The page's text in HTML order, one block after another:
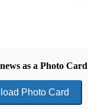
as a Photo Card
Photo Card